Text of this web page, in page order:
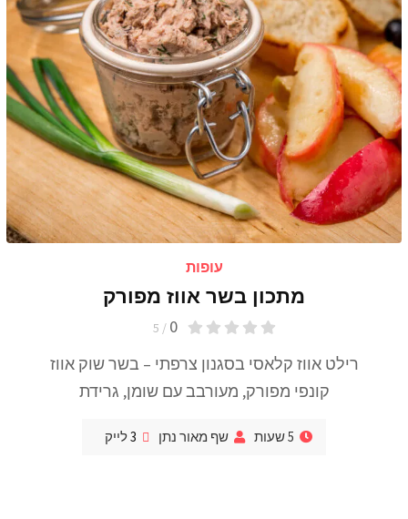
עופות
מתכון בשר אווז מפורק
0
/ 5
רילט אווז קלאסי בסגנון צרפתי – בשר שוק אווז
קונפי מפורק, מעורבב עם שומן, גרידת
5 שעות שף מאור נתן 3לייק